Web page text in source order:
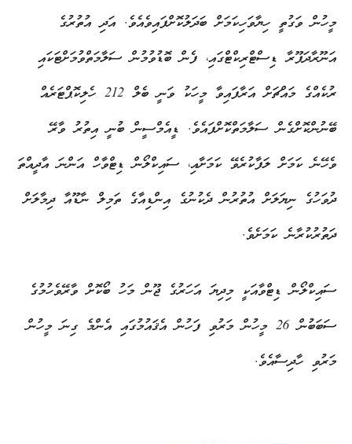
މީހުން ވަގުތީ ހިޔާވަހިކަމަށް ބަދަލުކޮށްފައިވެއެވެ. އަދި އުތުރުގެ
އަނޫރާދަޕޫރާ ޑިސްޓްރިކްޓްގައި، ފެން ބޮޑުވުމުން ސަލާމަތްވުމަށްޓަކައި
ރުކެއްގެ މައްޗަށް އަރާފައިވާ މީހަކު ވަނީ ބެލް 212 ހެލިކޮޕްޓަރެއް
ބޭނުންކޮށްގެން ސަލާމަތްކޮށްފައެވެ. ޑީއެމްސީން ބުނީ އިތުރު ވާރޭ
ވެހޭނެ ކަމަށް ލަފާކުރެވޭ ކަމަށާއި، ސައިކްލޯން ޑިޓްވާހް އަންނަ އާދީއްތަ
ދުވަހުގެ ނިޔަލަށް އުތުރުން ދެކުނުގެ އިންޑިއާގެ ތަމިލް ނާޑޫއާ ދިމާލަށް
ދަތުރުކުރާނެ ކަމަށެވެ.
ސައިކްލޯން ޑިޓްވާއަކީ މިދިޔަ އަހަރުގެ ޖޫން މަހު ބޯކޮށް ވާރޭވެހުމުގެ
ސަބަބުން 26 މީހުން މަރުވި ފަހުން އެޤައުމުގައި އެންމެ ގިނަ މީހުން
މަރުވި ހާދިސާއެވެ.